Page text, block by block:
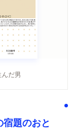
だ男
題のおと